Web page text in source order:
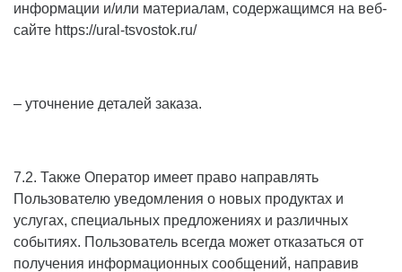
информации и/или материалам, содержащимся на веб-
сайте https://ural-tsvostok.ru/
– уточнение деталей заказа.
7.2. Также Оператор имеет право направлять
Пользователю уведомления о новых продуктах и
услугах, специальных предложениях и различных
событиях. Пользователь всегда может отказаться от
получения информационных сообщений, направив